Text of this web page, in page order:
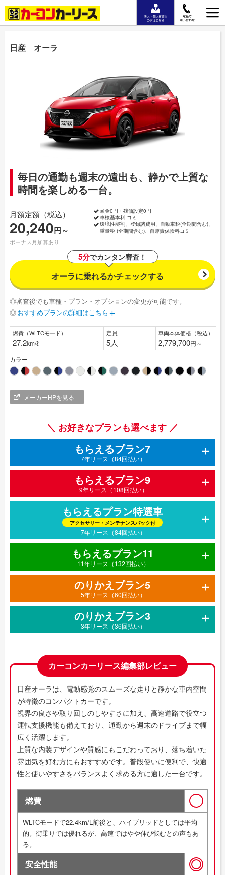
日産 オーラ
毎日の通勤も週末の遠出も、静かで上質な
時間を楽しめる一台。
月額定額（税込）
20,240円～
ボーナス月加算あり
頭金0円・残価設定0円
車検基本料 コミ
環境性能割、登録諸費用、自動車税(全期間含む)、
重量税 (全期間含む)、自賠責保険料コミ
5分でカンタン審査！
オーラに乗れるかチェックする
◎審査後でも⾞種・プラン・オプションの変更が可能です。
◎おすすめプランの詳細はこちら
燃費（WLTCモード）
27.2km/ℓ
定員
5人
車両本体価格（税込）
2,779,700円～
カラー
メーカーHPを見る
＼ お好きなプランも選べます ／
もらえるプラン11
11年リース（132回払い）
もらえるプラン9
9年リース（108回払い）
もらえるプラン7
7年リース（84回払い）
もらえるプラン特選車
アクセサリー・メンテナンスパック付
7年リース（84回払い）
のりかえプラン5
5年リース（60回払い）
のりかえプラン3
3年リース（36回払い）
カーコンカーリース編集部レビュー
日産オーラは、電動感覚のスムーズな走りと静かな車内空間
が特徴のコンパクトカーです。
視界の良さや取り回しのしやすさに加え、高速道路で役立つ
運転支援機能も備えており、通勤から週末のドライブまで幅
広く活躍します。
上質な内装デザインや質感にもこだわっており、落ち着いた
雰囲気を好む方にもおすすめです。普段使いに便利で、快適
性と使いやすさをバランスよく求める方に適した一台です。
燃費
WLTCモードで22.4km/L前後と、ハイブリッドとしては平均
的。街乗りでは優れるが、高速ではやや伸び悩むとの声もあ
る。
安全性能